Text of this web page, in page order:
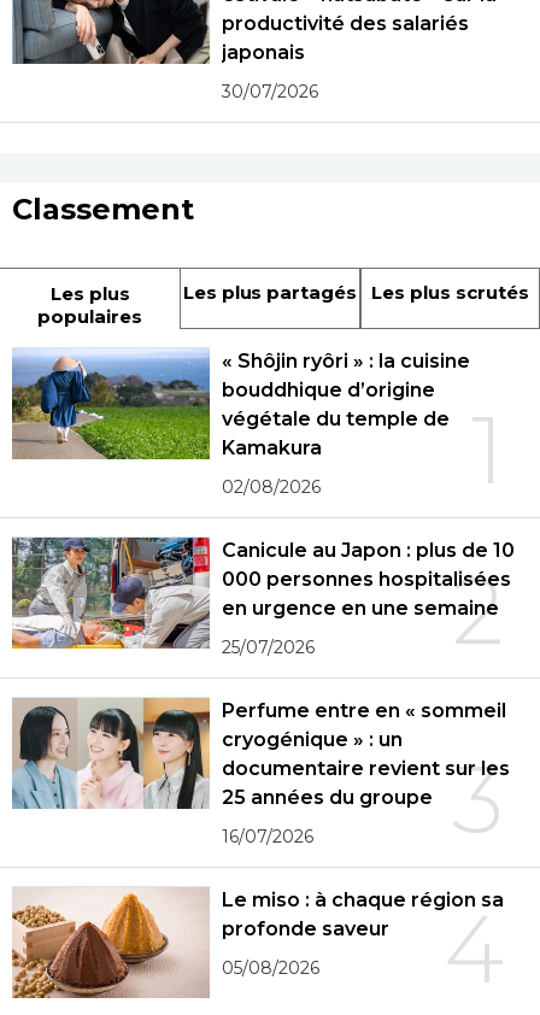
productivité des salariés
japonais
30/07/2026
Classement
Les plus
populaires
Les plus partagés Les plus scrutés
1
« Shôjin ryôri » : la cuisine
bouddhique d’origine
végétale du temple de
Kamakura
02/08/2026
2
Canicule au Japon : plus de 10
000 personnes hospitalisées
en urgence en une semaine
25/07/2026
3
Perfume entre en « sommeil
cryogénique » : un
documentaire revient sur les
25 années du groupe
16/07/2026
4
Le miso : à chaque région sa
profonde saveur
05/08/2026